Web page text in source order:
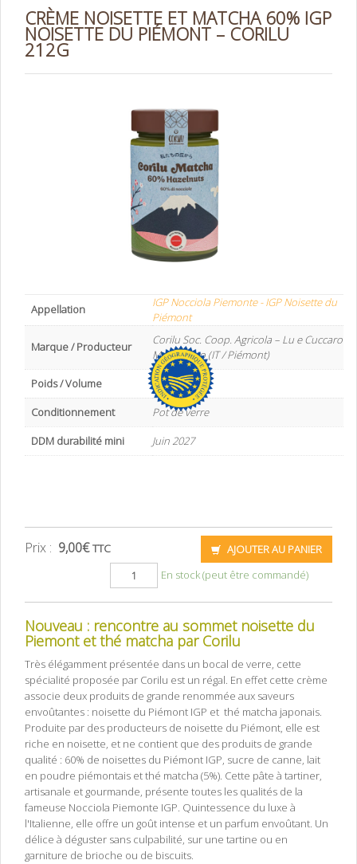
CRÈME NOISETTE ET MATCHA 60% IGP
NOISETTE DU PIÉMONT – CORILU
212G
Appellation
IGP Nocciola Piemonte - IGP Noisette du
Piémont
Marque / Producteur
Corilu Soc. Coop. Agricola – Lu e Cuccaro
Monferrato (IT / Piémont)
Poids / Volume
212 g
Conditionnement
Pot de verre
DDM durabilité mini
Juin 2027
Prix : 9,00€ TTC
AJOUTER AU PANIER
En stock (peut être commandé)
Nouveau : rencontre au sommet noisette du
Piemont et thé matcha par Corilu
Très élégamment présentée dans un bocal de verre, cette
spécialité proposée par Corilu est un régal. En effet cette crème
associe deux produits de grande renommée aux saveurs
envoûtantes : noisette du Piémont IGP et thé matcha japonais.
Produite par des producteurs de noisette du Piémont, elle est
riche en noisette, et ne contient que des produits de grande
qualité : 60% de noisettes du Piémont IGP, sucre de canne, lait
en poudre piémontais et thé matcha (5%). Cette pâte à tartiner,
artisanale et gourmande, présente toutes les qualités de la
fameuse Nocciola Piemonte IGP. Quintessence du luxe à
l'Italienne, elle offre un goût intense et un parfum envoûtant. Un
délice à déguster sans culpabilité, sur une tartine ou en
garniture de brioche ou de biscuits.